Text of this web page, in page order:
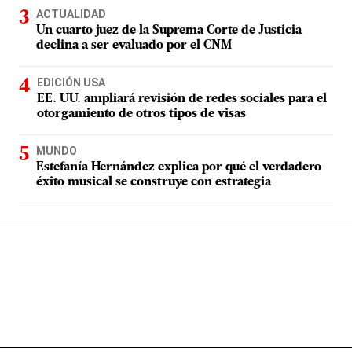
ACTUALIDAD
Un cuarto juez de la Suprema Corte de Justicia
declina a ser evaluado por el CNM
EDICIÓN USA
EE. UU. ampliará revisión de redes sociales para el
otorgamiento de otros tipos de visas
MUNDO
Estefanía Hernández explica por qué el verdadero
éxito musical se construye con estrategia